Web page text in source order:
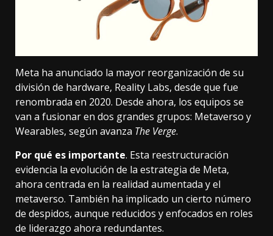
Meta ha anunciado la mayor reorganización de su
división de hardware, Reality Labs, desde que fue
renombrada en 2020. Desde ahora, los equipos se
van a fusionar en dos grandes grupos: Metaverso y
Wearables, según avanza The Verge.
Por qué es importante. Esta reestructuración
evidencia la evolución de la estrategia de Meta,
ahora centrada en la realidad aumentada y el
metaverso. También ha implicado un cierto número
de despidos, aunque reducidos y enfocados en roles
de liderazgo ahora redundantes.